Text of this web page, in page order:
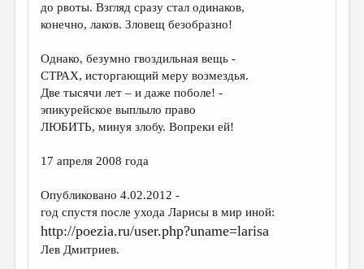
КНИЖНАЯ ПОЛКА
СТРАНИЦЫ ПАМЯТИ
ОБЪЯВЛЕНИЯ
РЕДКОЛЛЕГИЯ
ОТ РЕДАКЦИИ
МАЛАЯ ПРОЗА
ЭССЕИСТИКА
до рвоты. Взгляд сразу стал одинаков,
конечно, лаков. Зловещ безобразно!
Однако, безумно гвоздильная вещь -
СТРАХ, исторгающий меру возмездья.
Две тысячи лет – и даже поболе! -
эпикурейское выплыло право
ЛЮБИТЬ, минуя злобу. Вопреки ей!
17 апреля 2008 года
Опубликовано 4.02.2012 -
год спустя после ухода Ларисы в мир иной:
http://poezia.ru/user.php?uname=larisa
Лев Дмитриев.